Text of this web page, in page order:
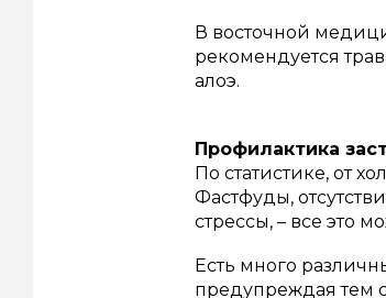
В восточной
рекомендуется
алоэ.
Профилактика
По статистике, от
Фастфуды,
стрессы, – все это
Есть много
предупреждая тем